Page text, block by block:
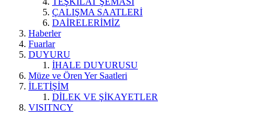
ÇALIŞMA SAATLERİ
DAİRELERİMİZ
Haberler
Fuarlar
DUYURU
İHALE DUYURUSU
Müze ve Ören Yer Saatleri
İLETİŞİM
DİLEK VE ŞİKAYETLER
VISITNCY